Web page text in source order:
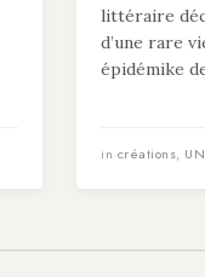
littéraire
d’une rare
épidémike
in créations,